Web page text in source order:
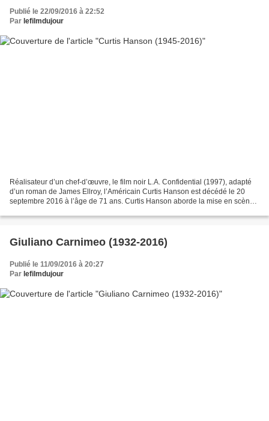
Publié le 22/09/2016 à 22:52
Par lefilmdujour
Réalisateur d’un chef-d’œuvre, le film noir L.A. Confidential (1997), adapté
d’un roman de James Ellroy, l’Américain Curtis Hanson est décédé le 20
septembre 2016 à l’âge de 71 ans. Curtis Hanson aborde la mise en scène
Giuliano Carnimeo (1932-2016)
Publié le 11/09/2016 à 20:27
Par lefilmdujour